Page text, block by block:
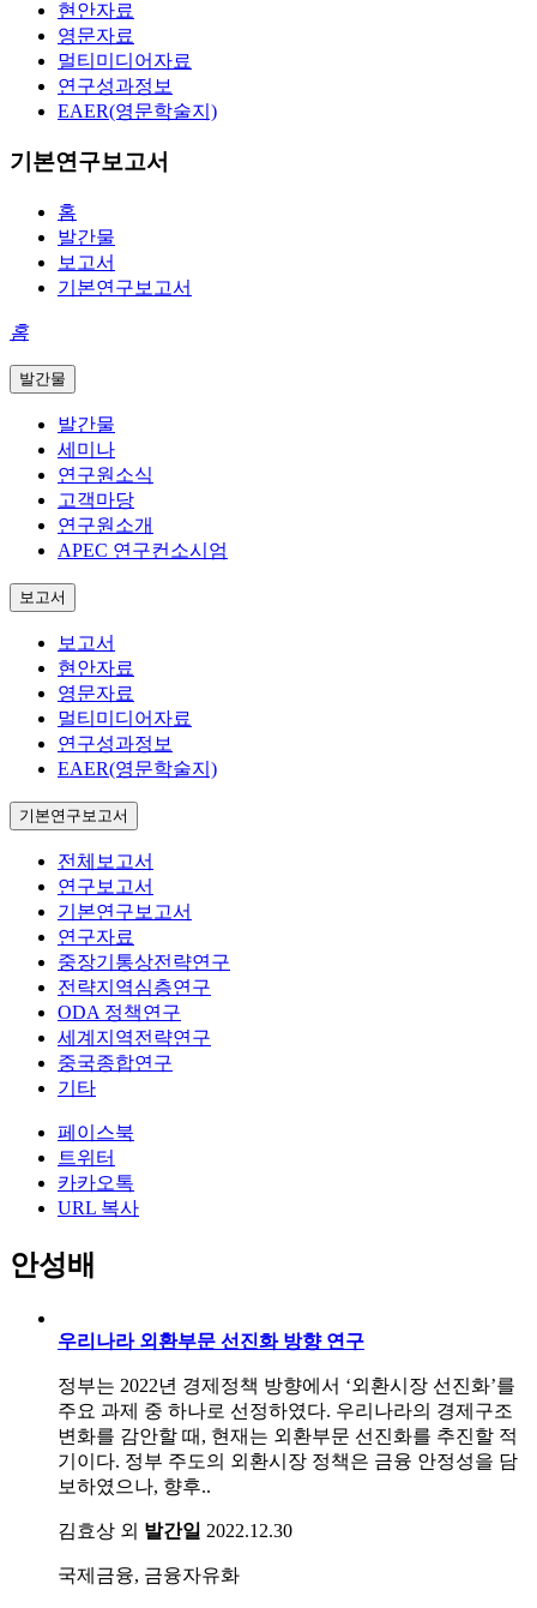
현안자료
영문자료
멀티미디어자료
연구성과정보
EAER(영문학술지)
기본연구보고서
홈
발간물
보고서
기본연구보고서
홈
발간물
발간물
세미나
연구원소식
고객마당
연구원소개
APEC 연구컨소시엄
보고서
보고서
현안자료
영문자료
멀티미디어자료
연구성과정보
EAER(영문학술지)
기본연구보고서
전체보고서
연구보고서
기본연구보고서
연구자료
중장기통상전략연구
전략지역심층연구
ODA 정책연구
세계지역전략연구
중국종합연구
기타
페이스북
트위터
카카오톡
URL 복사
안성배
우리나라 외환부문 선진화 방향 연구
정부는 2022년 경제정책 방향에서 ‘외환시장 선진화’를
주요 과제 중 하나로 선정하였다. 우리나라의 경제구조
변화를 감안할 때, 현재는 외환부문 선진화를 추진할 적
기이다. 정부 주도의 외환시장 정책은 금융 안정성을 담
보하였으나, 향후..
김효상 외 발간일 2022.12.30
국제금융, 금융자유화